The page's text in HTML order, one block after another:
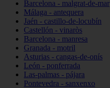
Barcelona - malgrat-de-mar
Málaga - antequera
Jaén - castillo-de-locubín
Castellón - vinaròs
Barcelona - manresa
Granada - motril
Asturias - cangas-de-onís
León - ponferrada
Las-palmas - pájara
Pontevedra - sanxenxo